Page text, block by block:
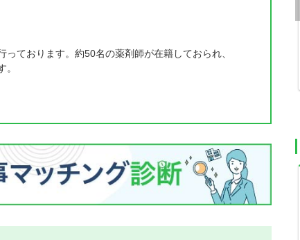
ております。約50名の薬剤師が在籍しておられ、